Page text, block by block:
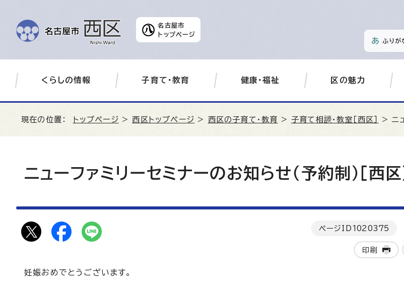
名古屋市
トップページ
ふりが
くらしの情報 子育て・教育 健康・福祉 区の魅力
現在の位置： トップページ > 西区トップページ > 西区の子育て・教育 >子育て相談・教室［西区］ > ニ
ニューファミリーセミナーのお知らせ（予約制）［西区］
ページID 1020375
印刷
妊娠おめでとうございます。